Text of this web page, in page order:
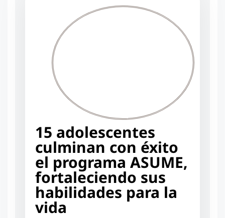
15 adolescentes
culminan con éxito
el programa ASUME,
fortaleciendo sus
habilidades para la
vida